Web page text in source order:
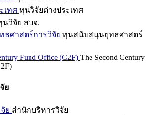
เทศ ทุนวิจัยต่างประเทศ
นวิจัย สบจ.
ศาสตร์การวิจัย ทุนสนับสนุนยุทธศาสตร์
Fund Office (C2F) The Second Century
ย
ย สำนักบริหารวิจัย